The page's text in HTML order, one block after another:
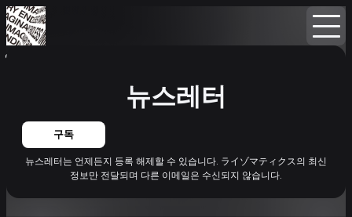
홈
뉴스레터
구독
뉴스레터는 언제든지 등록 해제할 수 있습니다. ライゾマティクス의 최신
정보만 전달되며 다른 이메일은 수신되지 않습니다.